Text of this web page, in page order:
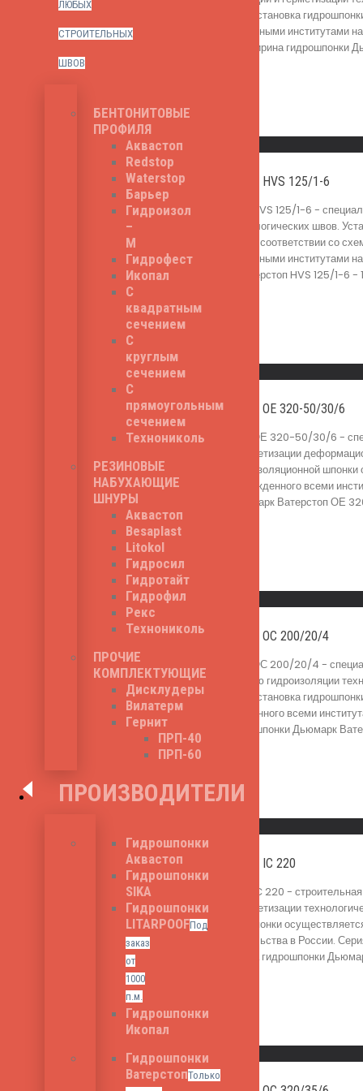
ЛЮБЫХ
СТРОИТЕЛЬНЫХ
ШВОВ
БЕНТОНИТОВЫЕ
ПРОФИЛЯ
Аквастоп
Redstop
Waterstop
Барьер
Гидроизол
–
М
Гидрофест
Икопал
С
квадратным
сечением
С
круглым
сечением
С
прямоугольным
сечением
Технониколь
РЕЗИНОВЫЕ
НАБУХАЮЩИЕ
ШНУРЫ
Аквастоп
Besaplast
Litokol
Гидросил
Гидротайт
Гидрофил
Рекс
Технониколь
ПРОЧИЕ
КОМПЛЕКТУЮЩИЕ
Дисклудеры
Вилатерм
Гернит
ПРП-40
ПРП-60
ПРОИЗВОДИТЕЛИ
Гидрошпонки
Аквастоп
Гидрошпонки
SIKA
Гидрошпонки
LITARPOOFПод
заказ
от
1000
п.м.
Гидрошпонки
Икопал
Гидрошпонки
ВатерстопТолько
опалубочных работ. Установка
значимыми строительными институтами
типа швов). Общая ширина гидрошпонки
Быстрый просмотр
Дьюмарк Ватерстоп HVS 125/1-6
Дьюмарк Ватерстоп HVS 125/1-6 -
гидроизоляции технологических швов.
происходит в строгом соответствии со
значимыми строительными институтами
шпонки Дьюмарк Ватерстоп HVS 125/1-6
Read More
Быстрый просмотр
Дьюмарк Ватерстоп ОЕ 320-50/30/6
Дьюмарк Ватерстоп ОЕ 320-50/30/6 -
гидроизоляции и герметизации
работ. Монтаж гидроизоляционной
07, принятого и утвержденного всеми
Ширина шпонки Дьюмарк Ватерстоп ОЕ
1,250
Read More
Быстрый просмотр
Дьюмарк Ватерстоп ОС 200/20/4
Дьюмарк Ватерстоп ОС 200/20/4 -
шпонка несет функцию гидроизоляции
опалубочных работ. Установка
принятого и утвержденного всеми
Общая ширина гидрошпонки Дьюмарк
450₽
Read More
Дьюмарк Ватерстоп IC 220
Дьюмарк Ватерстоп IC 220 -
гидроизоляции и герметизации
работ. Применение шпонки
институтами строительства в России.
швов). Общая ширина гидрошпонки
Read More
Быстрый просмотр